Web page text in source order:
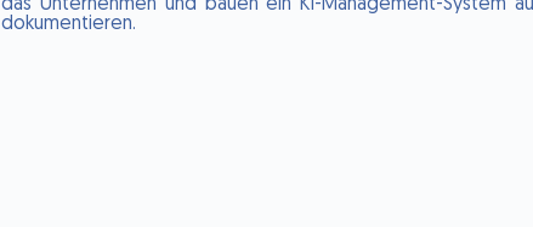
das Unternehmen und bauen ein KI-Management-System
dokumentieren.